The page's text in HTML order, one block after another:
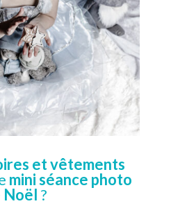
et vêtements
mini séance photo
Noël ?